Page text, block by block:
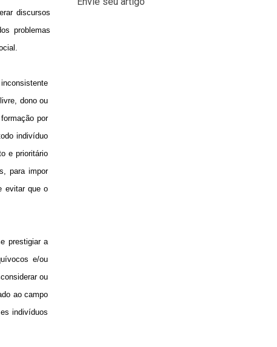
discursos
problemas
dono ou
por
indivíduo
e prioritário
para impor
evitar que o
prestigiar a
e/ou
ou
ao campo
indivíduos